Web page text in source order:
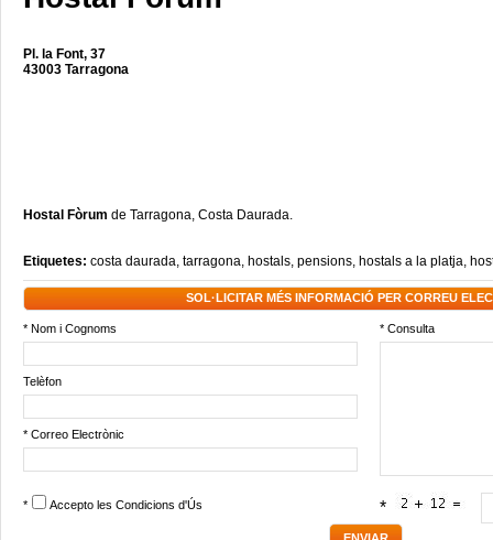
Pl. la Font, 37
43003 Tarragona
Hostal Fòrum de Tarragona, Costa Daurada.
Etiquetes: costa daurada, tarragona, hostals, pensions, hostals a la platja,
SOL·LICITAR MÉS INFORMACIÓ PER CORREU
* Nom i Cognoms * Consulta
Telèfon
* Correo Electrònic
* Accepto les Condicions d'Ús *